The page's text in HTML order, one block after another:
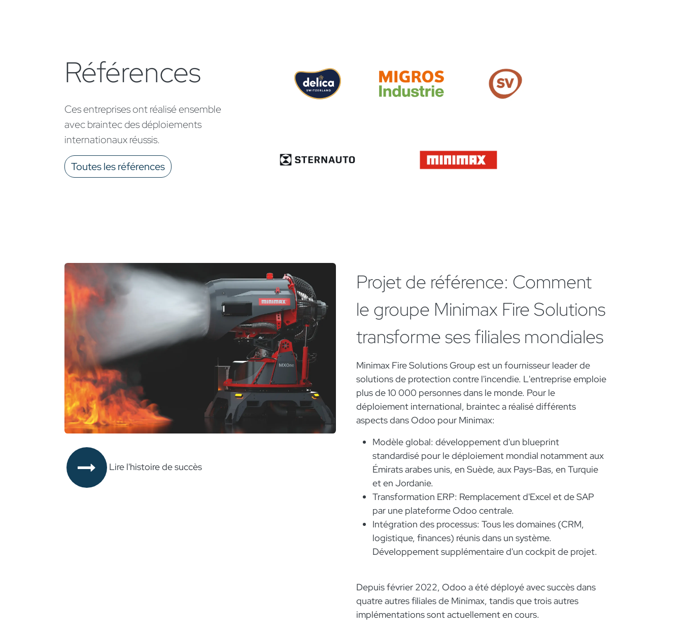
Références
Ces entreprises ont réalisé ensemble
avec braintec des déploiements
internationaux réussis.​
Toutes les références
Projet de référence: Comment
le groupe Minimax Fire Solutions
transforme ses filiales mondiales​
Minimax Fire Solutions Group est un fournisseur leader de
solutions de protection contre l'incendie. L'entreprise emploie
plus de 10 000 personnes dans le monde. Pour le
déploiement international, braintec a réalisé différents
aspects dans Odoo pour Minimax:​
Modèle global: développement d'un blueprint
standardisé pour le déploiement mondial notamment aux
Émirats arabes unis, en Suède, aux Pays-Bas, en Turquie
et en Jordanie.
Transformation ERP: Remplacement d'Excel et de SAP
par une plateforme Odoo centrale.
Intégration des processus: Tous les domaines (CRM,
logistique, finances) réunis dans un système.
Développement supplémentaire d'un cockpit de projet.
Depuis février 2022, Odoo a été déployé avec succès dans
quatre autres filiales de Minimax, tandis que trois autres
implémentations sont actuellement en cours.
Lire l'histoire de succès